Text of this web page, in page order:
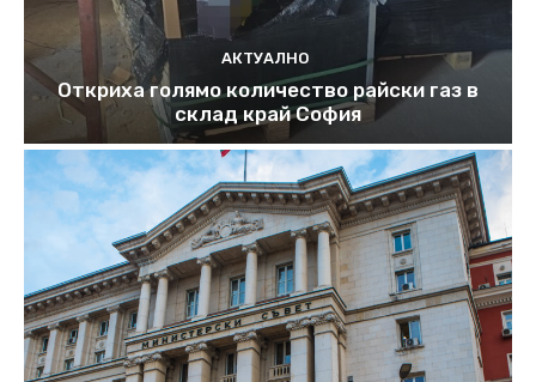
АКТУАЛНО
Откриха голямо количество райски газ в
склад край София